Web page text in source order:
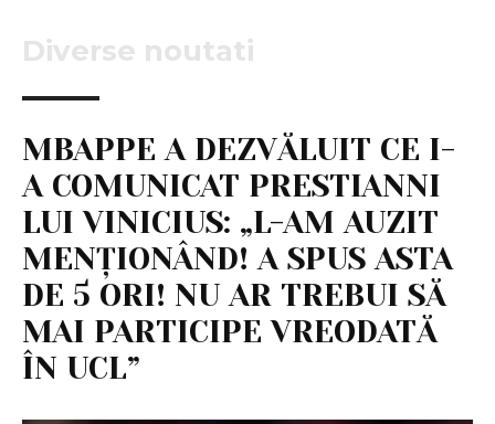
Diverse noutati
MBAPPE A DEZVĂLUIT CE I-
A COMUNICAT PRESTIANNI
LUI VINICIUS: „L-AM AUZIT
MENȚIONÂND! A SPUS ASTA
DE 5 ORI! NU AR TREBUI SĂ
MAI PARTICIPE VREODATĂ
ÎN UCL”